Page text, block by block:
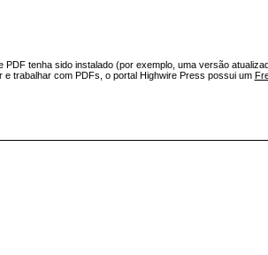
tenha sido instalado (por exemplo, uma versão
trabalhar com PDFs, o portal Highwire Press possui um